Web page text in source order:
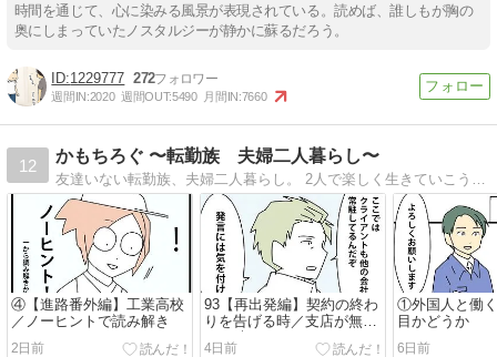
時間を通じて、心に染みる風景が表現されている。読めば、誰しもが胸の
奥にしまっていたノスタルジーが静かに蘇るだろう。
1229777 272
週間IN:2020 週間OUT:5490 月間IN:7660
12
かもちろぐ 〜転勤族 夫婦二人暮らし〜
④【進路番外編】工業高校
／ノーヒントで読み解き
2日前
93【再出発編】契約の終わ
りを告げる時／支店が無く
なる時９
4日前
①外国人と働
目かどうか
6日前